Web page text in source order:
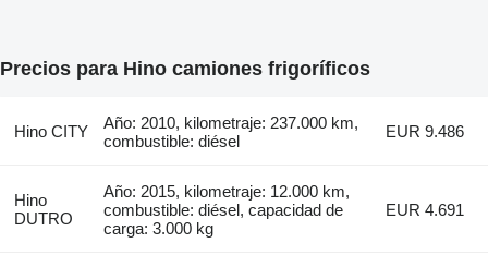
Precios para Hino camiones frigoríficos
Hino CITY
Año: 2010, kilometraje: 237.000 km,
combustible: diésel
EUR 9.486
Hino
DUTRO
Año: 2015, kilometraje: 12.000 km,
combustible: diésel, capacidad de
carga: 3.000 kg
EUR 4.691